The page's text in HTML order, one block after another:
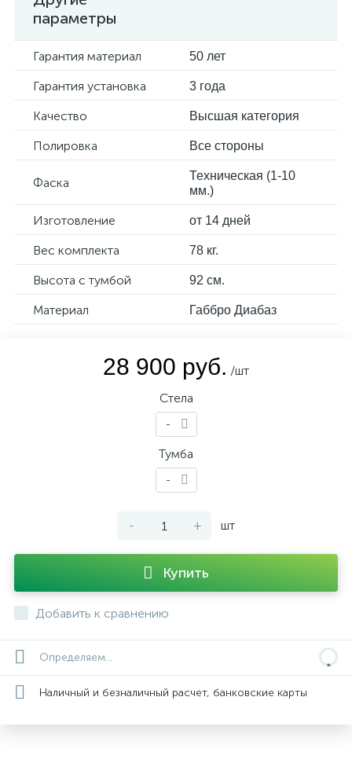
параметры
Гарантия материал 50 лет
Гарантия установка 3 года
Качество Высшая категория
Полировка Все стороны
Фаска
Техническая (1-10
мм.)
Изготовление от 14 дней
Вес комплекта 78 кг.
Высота с тумбой 92 см.
Материал Габбро Диабаз
28 900 руб. /шт
Стела
-
Тумба
-
- + шт
Купить
Добавить к сравнению
Определяем...
Наличный и безналичный расчет, банковские карты